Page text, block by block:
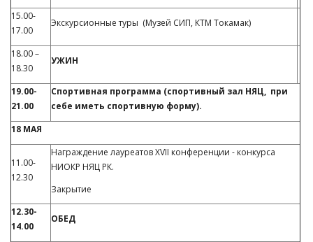
15.00-
17.00
Экскурсионные туры (Музей СИП, КТМ Токамак)
18.00 –
18.30
УЖИН
19.00-
21.00
Спортивная программа (спортивный зал НЯЦ, при
себе иметь спортивную форму).
18 МАЯ
11.00-
12.30
Награждение лауреатов XVII конференции - конкурса
НИОКР НЯЦ РК.
Закрытие
12.30-
14.00
ОБЕД